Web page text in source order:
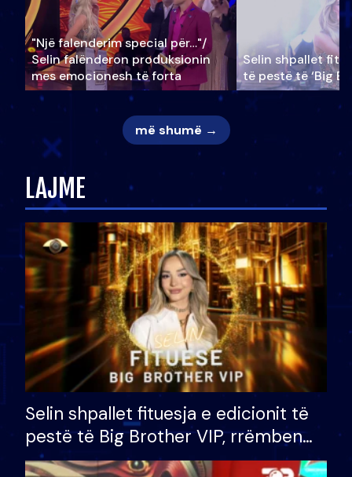
"Një falenderim special për…"/
Selin falënderon produksionin
mes emocionesh të forta
Selin shpallet
të pestë të ‘Big
më shumë →
LAJME
Selin shpallet fituesja e edicionit të
pestë të Big Brother VIP, rrëmben
çmimin e madh prej 100 mijë eurosh